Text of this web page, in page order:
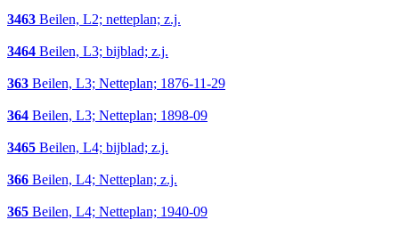
3463 Beilen, L2; netteplan; z.j.
3464 Beilen, L3; bijblad; z.j.
363 Beilen, L3; Netteplan; 1876-11-29
364 Beilen, L3; Netteplan; 1898-09
3465 Beilen, L4; bijblad; z.j.
366 Beilen, L4; Netteplan; z.j.
365 Beilen, L4; Netteplan; 1940-09